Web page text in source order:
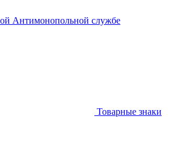
Антимонопольной службе
Товарные знаки